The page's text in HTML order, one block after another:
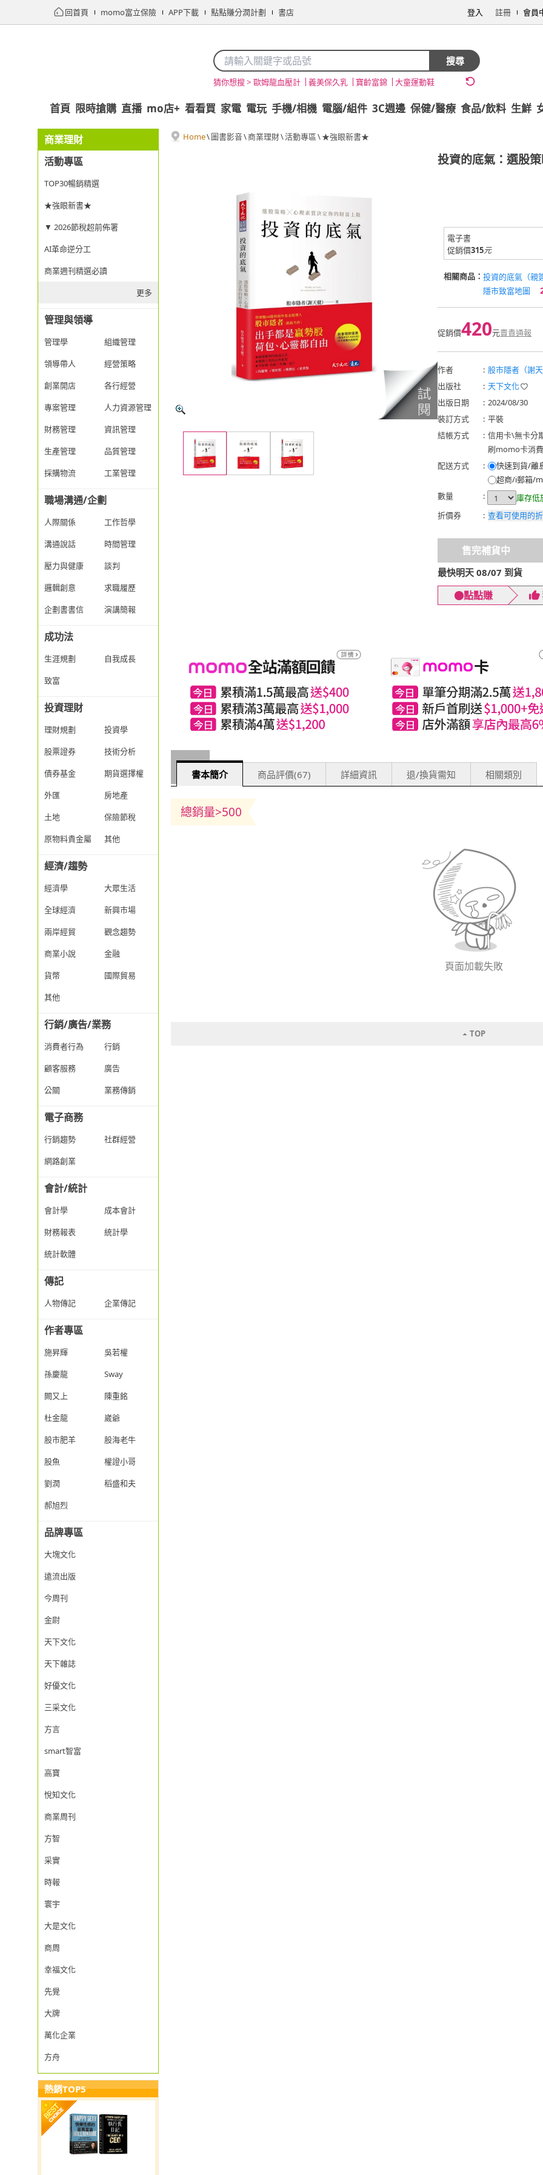
回首頁 momo富立保險 APP下載 點點賺分潤計劃 書店 登入 註冊 會員
搜尋
猜你想搜 > 歐姆龍血壓計 義美保久乳 寶齡富錦 大童運動鞋
首頁 限時搶購 直播 mo店+ 看看買 家電 電玩 手機/相機 電腦/組件 3C週邊 保健/醫療 食品/飲料 生鮮
商業理財
活動專區
TOP30暢銷精選
★強眼新書★
▼ 2026節稅超前佈署
AI革命逆分工
商業週刊精選必讀
更多
管理與領導
管理學
組織管理
領導帶人
經營策略
創業開店
各行經營
專案管理
人力資源管理
財務管理
資訊管理
生產管理
品質管理
採購物流
工業管理
職場溝通/企劃
人際關係
工作哲學
溝通說話
時間管理
壓力與健康
談判
邏輯創意
求職履歷
企劃書書信
演講簡報
成功法
生涯規劃
自我成長
致富
投資理財
理財規劃
投資學
股票證券
技術分析
債券基金
期貨選擇權
外匯
房地產
土地
保險節稅
原物料貴金屬
其他
經濟/趨勢
經濟學
大眾生活
全球經濟
新興市場
兩岸經貿
觀念趨勢
商業小說
金融
貨幣
國際貿易
其他
行銷/廣告/業務
消費者行為
行銷
顧客服務
廣告
公關
業務傳銷
電子商務
行銷趨勢
社群經營
網路創業
會計/統計
會計學
成本會計
財務報表
統計學
統計軟體
傳記
人物傳記 企業傳記
作者專區
施昇輝
吳若權
孫慶龍
Sway
闕又上
陳重銘
杜金龍
崴爺
股市肥羊
股海老牛
股魚
權證小哥
劉潤
稻盛和夫
郝旭烈
品牌專區
大塊文化
遠流出版
今周刊
金尉
天下文化
天下雜誌
好優文化
三采文化
方言
smart智富
高寶
悅知文化
商業周刊
方智
采實
時報
寰宇
大是文化
商周
幸福文化
先覺
大牌
萬化企業
方舟
熱銷TOP5
Home\圖書影音\商業理財\活動專區\★強眼新書★
投資的底氣：選股
電子書
促銷價315元
相關商品： 投資的底氣（親
隱市致富地圖
促銷價420元賣貴通報
作者 : 股市隱者（謝天
出版社
: 天下文化
出版日期
: 2024/08/30
裝訂方式
: 平裝
結帳方式
: 信用卡\無卡分
刷momo卡消
配送方式
: 快速到貨/離
超商/i郵箱/
數量
: 庫存低
折價券
: 查看可使用的
售完補貨中
最快明天 08/07 到貨
點點賺
書本簡介 商品評價(67) 詳細資訊 退/換貨需知 相關類別
總銷量>500
頁面加載失敗
TOP